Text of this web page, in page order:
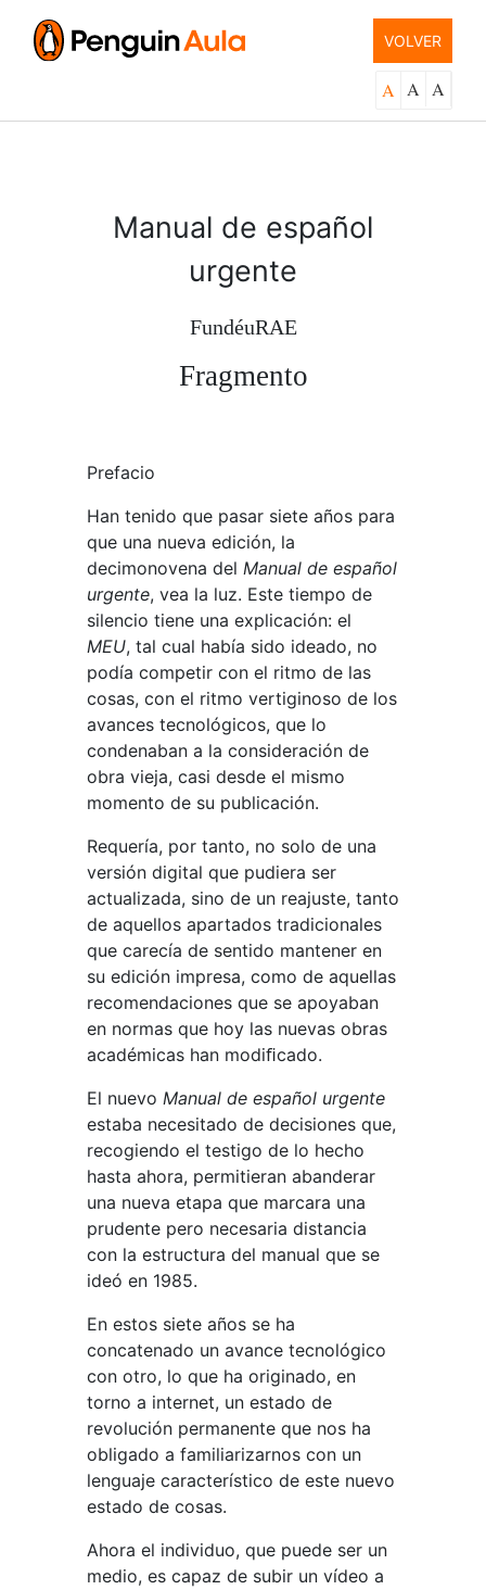
VOLVER
A A A
Manual de español
urgente
FundéuRAE
Fragmento
Prefacio
Han tenido que pasar siete años para
que una nueva edición, la
decimonovena del Manual de español
urgente, vea la luz. Este tiempo de
silencio tiene una explicación: el
MEU, tal cual había sido ideado, no
podía competir con el ritmo de las
cosas, con el ritmo vertiginoso de los
avances tecnológicos, que lo
condenaban a la consideración de
obra vieja, casi desde el mismo
momento de su publicación.
Requería, por tanto, no solo de una
versión digital que pudiera ser
actualizada, sino de un reajuste, tanto
de aquellos apartados tradicionales
que carecía de sentido mantener en
su edición impresa, como de aquellas
recomendaciones que se apoyaban
en normas que hoy las nuevas obras
académicas han modiﬁcado.
El nuevo Manual de español urgente
estaba necesitado de decisiones que,
recogiendo el testigo de lo hecho
hasta ahora, permitieran abanderar
una nueva etapa que marcara una
prudente pero necesaria distancia
con la estructura del manual que se
ideó en 1985.
En estos siete años se ha
concatenado un avance tecnológico
con otro, lo que ha originado, en
torno a internet, un estado de
revolución permanente que nos ha
obligado a familiarizarnos con un
lenguaje característico de este nuevo
estado de cosas.
Ahora el individuo, que puede ser un
medio, es capaz de subir un vídeo a